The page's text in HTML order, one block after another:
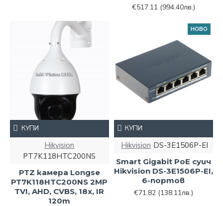
€517.11 (994.40лв.)
Hikvision
PT7K118HTC200NS
PTZ камера Longse
PT7K118HTC200NS 2MP
TVI, AHD, CVBS, 18x, IR
120m
КУПИ
НОВО
Hikvision DS-3E1506P-EI
Smart Gigabit PoE суич
Hikvision DS-3E1506P-EI,
6-портов
€71.82 (138.11лв.)
КУПИ